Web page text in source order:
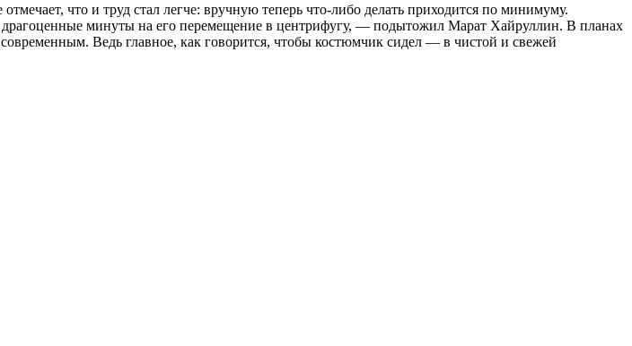
что и труд стал легче: вручную теперь что-либо делать приходится по минимуму.
драгоценные минуты на его перемещение в центрифугу, — подытожил Марат Хайруллин. В планах
Ведь главное, как говорится, чтобы костюмчик сидел — в чистой и свежей